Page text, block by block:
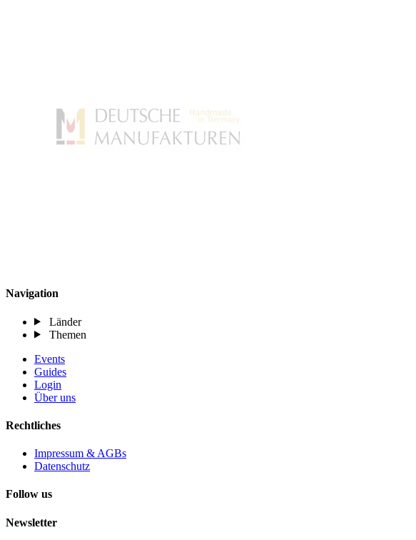
Navigation
Länder
Themen
Events
Guides
Login
Über uns
Rechtliches
Impressum & AGBs
Datenschutz
Follow us
Newsletter